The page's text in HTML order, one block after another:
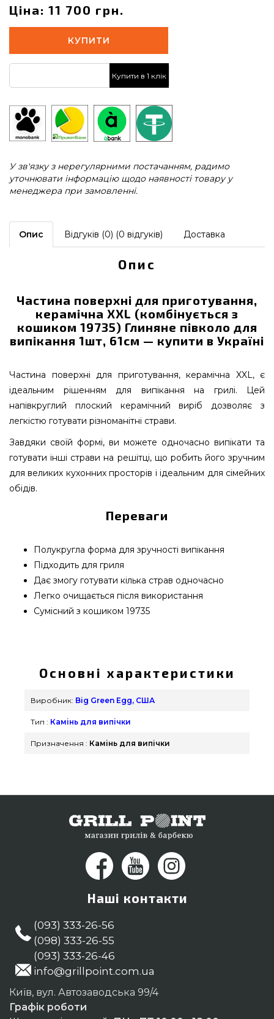
Ціна: 11 700 грн.
КУПИТИ
Купити в 1 клік
У зв'язку з нерегулярними постачанням, радимо
уточнювати інформацію щодо наявності товару у
менеджера при замовленні.
Опис Відгуків (0) (0 відгуків) Доставка
Опис
Частина поверхні для приготування,
керамічна XXL (комбінується з
кошиком 19735) Глиняне півколо для
випікання 1шт, 61см — купити в Україні
Частина поверхні для приготування, керамічна XXL, є
ідеальним рішенням для випікання на грилі. Цей
напівкруглий плоский керамічний виріб дозволяє з
легкістю готувати різноманітні страви.
Завдяки своїй формі, ви можете одночасно випікати та
готувати інші страви на решітці, що робить його зручним
для великих кухонних просторів і ідеальним для сімейних
обідів.
Переваги
Полукругла форма для зручності випікання
Підходить для гриля
Дає змогу готувати кілька страв одночасно
Легко очищається після використання
Сумісний з кошиком 19735
півколо для випікання 1шт, 61см - 120960 купити
від кращого бренду Big Green Egg, США за
кращою вартістю всего 11 700 грн. в онлайн
замовляйте також Для випічки & Піци в каталозі
grillpoint.com.ua Наберіть нашим працівникам на
Основні характеристики
Виробник: Big Green Egg, США
Тип : Камінь для випічки
Призначення : Камінь для випічки
Наші контакти
(093) 333-26-56
(098) 333-26-55
(093) 333-26-46
info@grillpoint.com.ua
Київ, вул. Автозаводська 99/4
Графік роботи